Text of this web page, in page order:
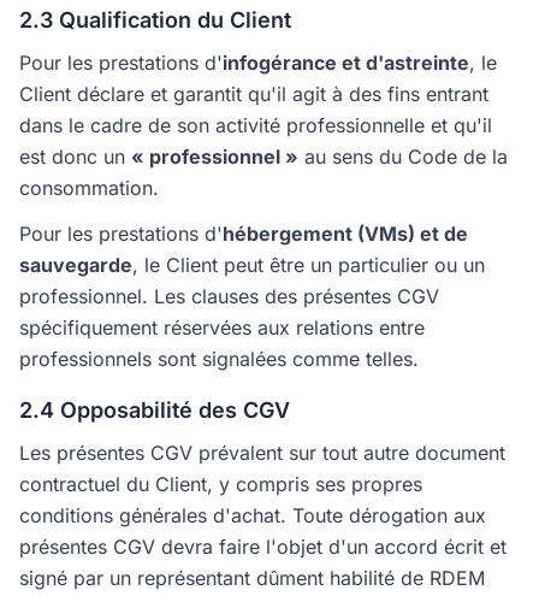
2.3 Qualification du Client
Pour les prestations d'infogérance et d'astreinte, le
Client déclare et garantit qu'il agit à des fins entrant
dans le cadre de son activité professionnelle et qu'il
est donc un « professionnel » au sens du Code de la
consommation.
Pour les prestations d'hébergement (VMs) et de
sauvegarde, le Client peut être un particulier ou un
professionnel. Les clauses des présentes CGV
spécifiquement réservées aux relations entre
professionnels sont signalées comme telles.
2.4 Opposabilité des CGV
Les présentes CGV prévalent sur tout autre document
contractuel du Client, y compris ses propres
conditions générales d'achat. Toute dérogation aux
présentes CGV devra faire l'objet d'un accord écrit et
signé par un représentant dûment habilité de RDEM